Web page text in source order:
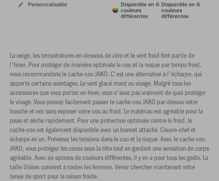
Personnalisable
Disponible en 6
couleurs
différentes
Disponible en 6
couleurs
différentes
La neige, les températures en-dessous de zéro et le vent froid font partie de
l'hiver. Pour protéger de manière optimale le cou et la nuque par temps froid,
nous recommandons le cache-cou JAKO. C'est une alternative à l'écharpe, qui
apporte certains avantages. Le vent glacé mord au visage. Malgré tous les
accessoires que vous portez en hiver, vous n'avez pas vraiment de quoi protéger
le visage. Vous pouvez facilement passer le cache-cou JAKO par-dessus votre
bouche et nez sans exposer votre cou au froid. Le matériau est agréable pour la
peau et sèche rapidement. Pour une protection optimale contre le froid, le
cache-cou est également disponible avec un bonnet attaché. Couvre-chef et
écharpe en un. Prévenez les tensions dans le cou et la nuque. Avec le cache-cou
JAKO, vous protégez les zones sous la tête tout en gardant une sensation de corps
agréable. Avec six options de couleurs différentes, il y en a pour tous les goûts. La
taille Unisex convient à toutes les femmes. Venez chercher maintenant votre
tenue de sport pour la saison froide.